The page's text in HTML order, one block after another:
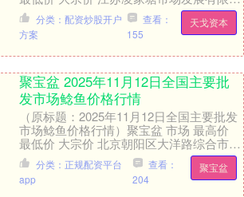
司 68.00 36.00 54.....
天戈资本
分类：配资炒股开户
方案
查看：
155
聚宝盆 2025年11月12日全国主要批
发市场鲶鱼价格行情
（原标题：2025年11月12日全国主要批发
市场鲶鱼价格行情）聚宝盆 市场 最高价
最低价 大宗价 北京朝阳区大洋路综合市场
11.00 9.00 10.00 ....
聚宝盆
分类：正规配资平台
app
查看：
204